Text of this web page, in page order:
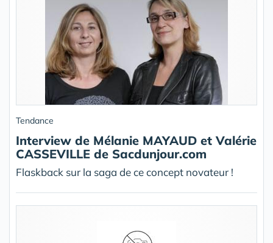
Tendance
Interview de Mélanie MAYAUD et Valérie
CASSEVILLE de Sacdunjour.com
Flaskback sur la saga de ce concept novateur !